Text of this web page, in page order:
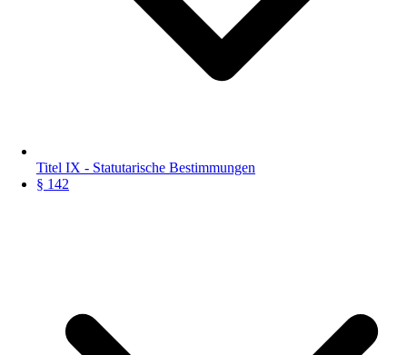
Titel IX - Statutarische Bestimmungen
§ 142